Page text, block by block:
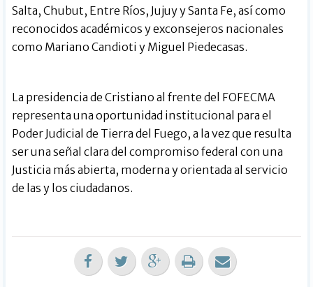
Salta, Chubut, Entre Ríos, Jujuy y Santa Fe, así como
reconocidos académicos y exconsejeros nacionales
como Mariano Candioti y Miguel Piedecasas.
La presidencia de Cristiano al frente del FOFECMA
representa una oportunidad institucional para el
Poder Judicial de Tierra del Fuego, a la vez que resulta
ser una señal clara del compromiso federal con una
Justicia más abierta, moderna y orientada al servicio
de las y los ciudadanos.